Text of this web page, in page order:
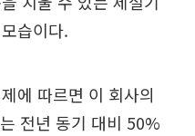
습이다.
에 따르면 이 회사의
전년 동기 대비 50%